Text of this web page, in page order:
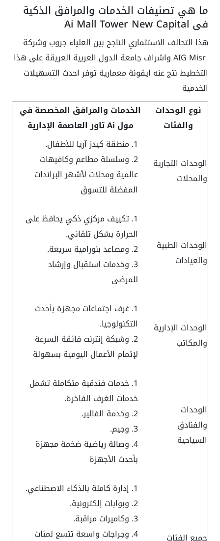
ما هي تصنيفات الخدمات والمرافق الذكية
في Ai Mall Tower New Capital
هذا التحالف الاستثماري الناجح بين العلياء جروب وشركة
AIG Misr واشراف جامعة الدول العربية العريقة على هذا
التخطيط نتج عنه ايقونة معمارية توفر احدث التسهيلات
الخدمية
نوع الوحدات
والفئات
الخدمات والمرافق المخصصة في
مول Ai تاور العاصمة الإدارية
الوحدات التجارية
والمحلات
منطقة كيدز آريا للأطفال.
وسلسلة مطاعم وكافيهات
عالمية ومحلات لأشهر البراندات
المفضلة للتسوق
الوحدات الطبية
والعيادات
تكييف مركزي ذكي يحافظ على
الحرارة بشكل تلقائي.
ومصاعد بنورامية سريعة.
وخدمات استقبال وإرشاد
للمرضى
الوحدات الإدارية
والمكاتب
غرف اجتماعات مجهزة بأحدث
التكنولوجيا.
وشبكة إنترنت فائقة السرعة
لإتمام الأعمال اليومية بسهولة
الوحدات
والفنادق
السياحية
خدمات فندقية متكاملة تشمل
خدمات الغرف الفاخرة.
وخدمة الفالير.
وجيم.
وصالة رياضية ضخمة مجهزة
بأحدث الأجهزة
جميع الفئات
إدارة كاملة بالذكاء الاصطناعي.
وبوابات إلكترونية.
وكاميرات مراقبة.
وجراجات واسعة تتسع لمئات